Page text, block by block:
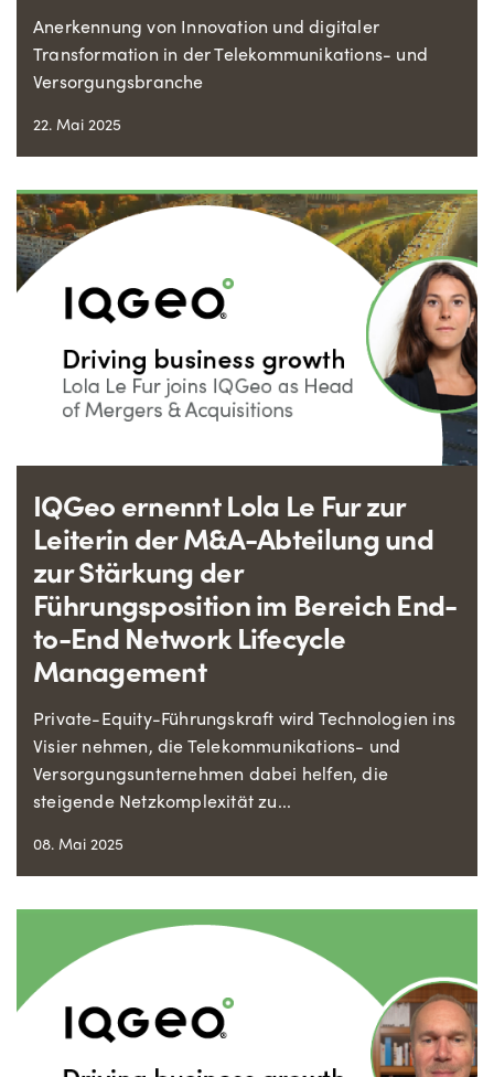
Anerkennung von Innovation und digitaler
Transformation in der Telekommunikations- und
Versorgungsbranche
22. Mai 2025
IQGeo ernennt Lola Le Fur zur
Leiterin der M&A-Abteilung und
zur Stärkung der
Führungsposition im Bereich End-
to-End Network Lifecycle
Management
Private-Equity-Führungskraft wird Technologien ins
Visier nehmen, die Telekommunikations- und
Versorgungsunternehmen dabei helfen, die
steigende Netzkomplexität zu...
08. Mai 2025